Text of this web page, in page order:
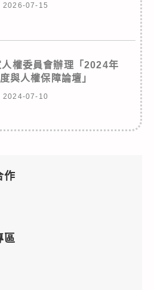
2026-07-15
權委員會辦理「2024年
與人權保障論壇」
2024-07-10
作
區